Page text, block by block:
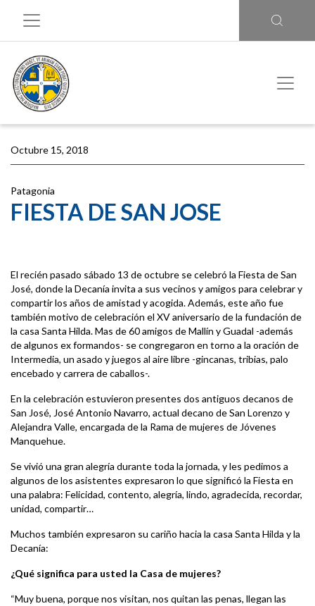
Octubre 15, 2018
Patagonia
FIESTA DE SAN JOSE
El recién pasado sábado 13 de octubre se celebró la Fiesta de San
José, donde la Decanía invita a sus vecinos y amigos para celebrar y
compartir los años de amistad y acogida. Además, este año fue
también motivo de celebración el XV aniversario de la fundación de
la casa Santa Hilda. Mas de 60 amigos de Mallín y Guadal -además
de algunos ex formandos- se congregaron en torno a la oración de
Intermedia, un asado y juegos al aire libre -gincanas, tribias, palo
encebado y carrera de caballos-.
En la celebración estuvieron presentes dos antiguos decanos de
San José, José Antonio Navarro, actual decano de San Lorenzo y
Alejandra Valle, encargada de la Rama de mujeres de Jóvenes
Manquehue.
Se vivió una gran alegría durante toda la jornada, y les pedimos a
algunos de los asistentes expresaron lo que significó la Fiesta en
una palabra: Felicidad, contento, alegría, lindo, agradecida, recordar,
unidad, compartir…
Muchos también expresaron su cariño hacia la casa Santa Hilda y la
Decanía:
¿Qué significa para usted la Casa de mujeres?
“Muy buena, porque nos visitan, nos quitan las penas, llegan las